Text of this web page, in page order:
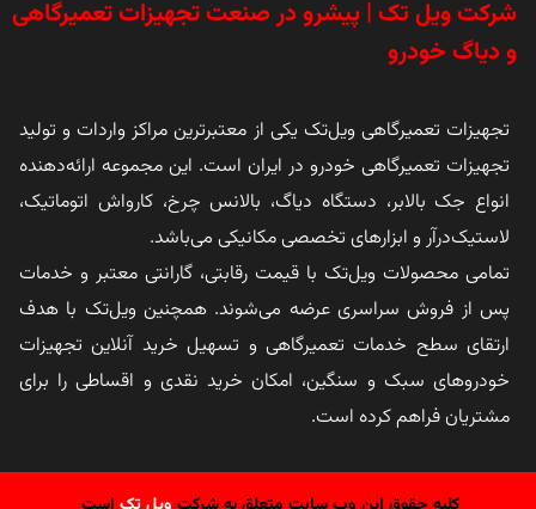
شرکت ویل تک | پیشرو در صنعت تجهیزات تعمیرگاهی
و دیاگ خودرو
تجهیزات تعمیرگاهی ویل‌تک یکی از معتبرترین مراکز واردات و تولید
تجهیزات تعمیرگاهی خودرو در ایران است. این مجموعه ارائه‌دهنده
انواع جک بالابر، دستگاه دیاگ، بالانس چرخ، کارواش اتوماتیک،
لاستیک‌درآر و ابزارهای تخصصی مکانیکی می‌باشد.
تمامی محصولات ویل‌تک با قیمت رقابتی، گارانتی معتبر و خدمات
پس از فروش سراسری عرضه می‌شوند. همچنین ویل‌تک با هدف
ارتقای سطح خدمات تعمیرگاهی و تسهیل خرید آنلاین تجهیزات
خودروهای سبک و سنگین، امکان خرید نقدی و اقساطی را برای
مشتریان فراهم کرده است.